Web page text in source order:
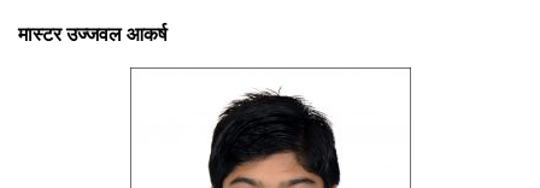
मास्टर उज्जवल आकर्ष